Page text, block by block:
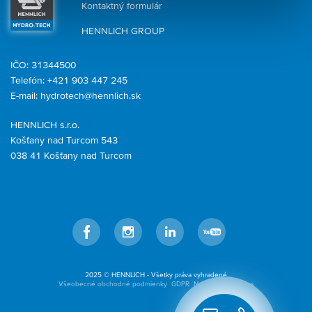
Kontaktný formulár
HENNLICH GROUP
HENNLICH s.r.o.
Košťany nad Turcom 543
038 41 Košťany nad Turcom
IČO: 31344500
Telefón: +421 903 447 245
E-mail: hydrotech@hennlich.sk
2025 © HENNLICH - Všetky práva vyhradené
Všeobecné obchodné podmienky GDPR Nastavenia cookies
FacebookInstagramLinkedIn YouTube